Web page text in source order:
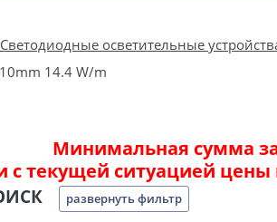
Светодиодные осветительные
14.4 W/m
Минимальная сумма
с текущей ситуацией
развернуть фильтр